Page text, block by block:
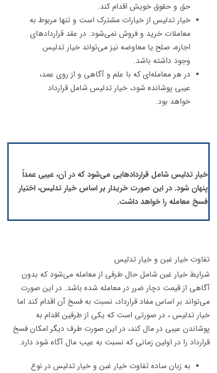
حق و حقوق خویش اقدام کند.
خیار تدلیس از خیارات مشترک است و تنها مربوط به
معاملات خرید و فروش نمی‌شود. در عقد قرارداد‌های
اجاره، صلح یا معاوضه نیز می‌تواند خیار تدلیس
وجود داشته باشد.
در هر معامله‌ای که با علم و آگاهی و از روی عمد،
عیبی پوشانده شود، خیار تدلیس شامل قرارداد
خواهد بود.
خیار تدلیس شامل قراردادهایی می‌شود که در آن، عیبی عمداً
پنهان شود. در این صورت خریدار بر اساس خیار تدلیس، اختیار
فسخ معامله را خواهد داشت.
تفاوت خیار غبن و خیار تدلیس
شرایط خیار غبن شامل حال طرفی از معامله می‌شود که بدون
آگاهی از قیمت دچار ضرر در معامله شده باشد. در این صورت
می‌تواند بر اساس مفاد قرارداد، نسبت به فسخ آن اقدام کند اما
خیار تدلیس ، در صورتی است که یکی از طرفین اقدام به
پوشاندن عیبی در مال کند، در این صورت طرف دیگر امکان فسخ
قرارداد را در اولین زمانی که نسبت به عیب مال آگاه شود دارد.
به زبان ساده تفاوت خیار غبن و خیار تدلیس در نوع